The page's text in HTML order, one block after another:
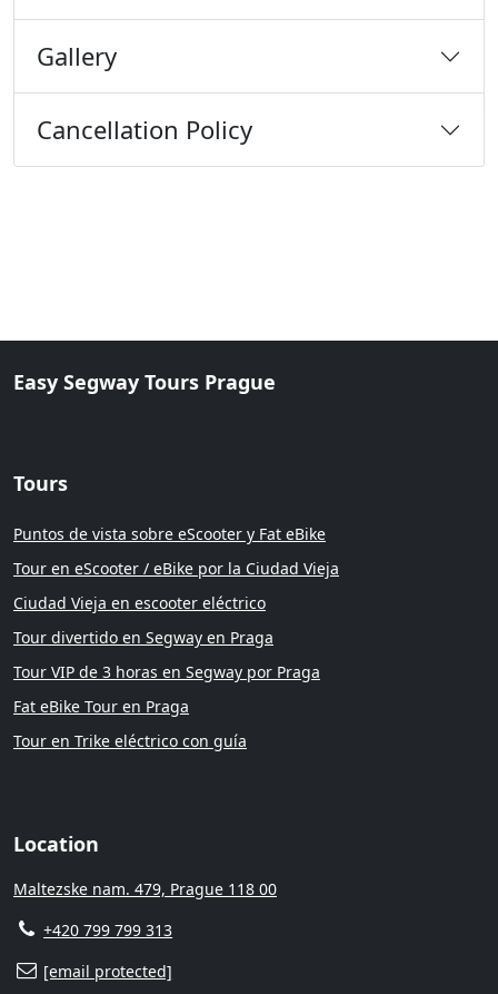
Gallery
Cancellation Policy
Easy Segway Tours Prague
Tours
Puntos de vista sobre eScooter y Fat eBike
Tour en eScooter / eBike por la Ciudad Vieja
Ciudad Vieja en escooter eléctrico
Tour divertido en Segway en Praga
Tour VIP de 3 horas en Segway por Praga
Fat eBike Tour en Praga
Tour en Trike eléctrico con guía
Location
Maltezske nam. 479, Prague 118 00
+420 799 799 313
[email protected]